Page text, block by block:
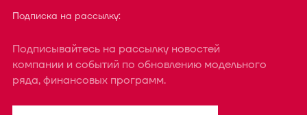
Подписка на рассылку:
Подписывайтесь на рассылку новостей
компании и событий по обновлению модельного
ряда, финансовых программ.